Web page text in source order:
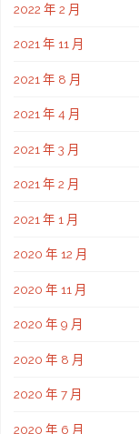
2022 年 2 月
2021 年 11 月
2021 年 8 月
2021 年 4 月
2021 年 3 月
2021 年 2 月
2021 年 1 月
2020 年 12 月
2020 年 11 月
2020 年 9 月
2020 年 8 月
2020 年 7 月
2020 年 6 月